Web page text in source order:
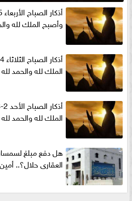
وأصبح الملك لله
الملك لله والحمد لله
الملك لله والحمد لله
هل دفع مبلغ لسمسار
العقارى حلال؟..